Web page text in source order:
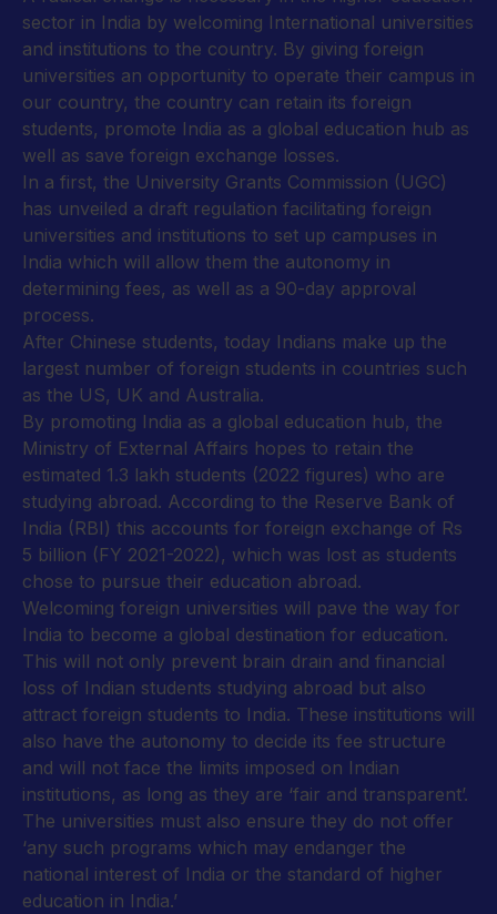
sector in India by welcoming International universities
and institutions to the country. By giving foreign
universities an opportunity to operate their campus in
our country, the country can retain its foreign
students, promote India as a global education hub as
well as save foreign exchange losses.
In a first, the University Grants Commission (UGC)
has unveiled a draft regulation facilitating foreign
universities and institutions to set up campuses in
India which will allow them the autonomy in
determining fees, as well as a 90-day approval
process.
After Chinese students, today Indians make up the
largest number of foreign students in countries such
as the US, UK and Australia.
By promoting India as a global education hub, the
Ministry of External Affairs hopes to retain the
estimated 1.3 lakh students (2022 figures) who are
studying abroad. According to the Reserve Bank of
India (RBI) this accounts for foreign exchange of Rs
5 billion (FY 2021-2022), which was lost as students
chose to pursue their education abroad.
Welcoming foreign universities will pave the way for
India to become a global destination for education.
This will not only prevent brain drain and financial
loss of Indian students studying abroad but also
attract foreign students to India. These institutions will
also have the autonomy to decide its fee structure
and will not face the limits imposed on Indian
institutions, as long as they are ‘fair and transparent’.
The universities must also ensure they do not offer
‘any such programs which may endanger the
national interest of India or the standard of higher
education in India.’